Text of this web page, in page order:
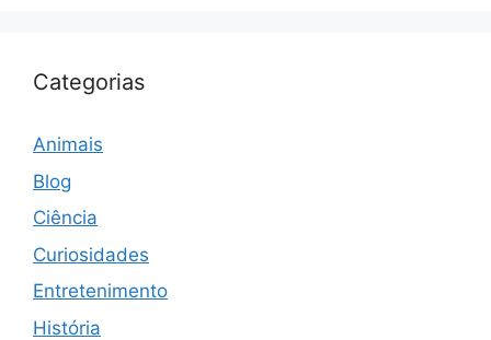
Categorias
Animais
Blog
Ciência
Curiosidades
Entretenimento
História